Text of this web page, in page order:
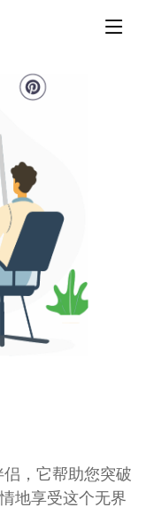
，它帮助您突破
地享受这个无界